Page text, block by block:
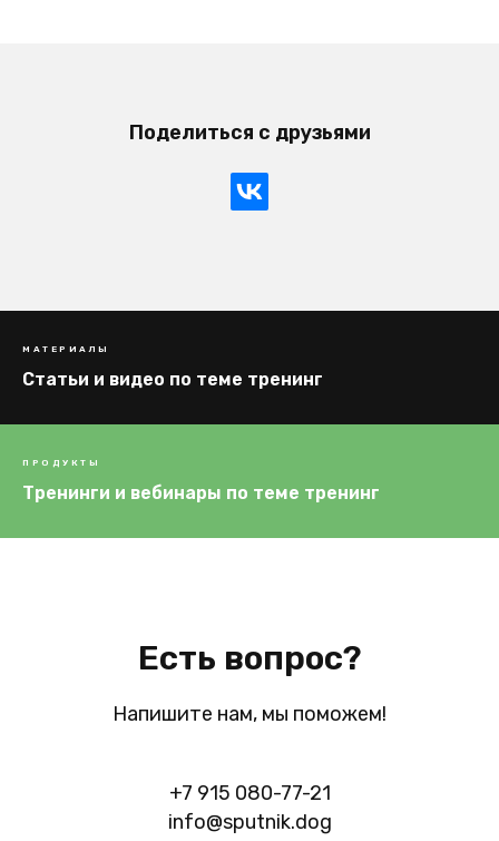
Поделиться с друзьями
МАТЕРИАЛЫ
Cтатьи и видео по теме тренинг
ПРОДУКТЫ
Тренинги и вебинары по теме тренинг
Есть вопрос?
Напишите нам, мы поможем!
+7 915 080-77-21
info@sputnik.dog